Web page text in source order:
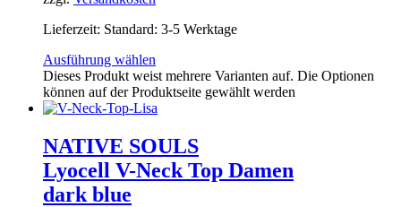
Lieferzeit: Standard: 3-5 Werktage
Ausführung wählen
Dieses Produkt weist mehrere Varianten auf. Die Optionen
können auf der Produktseite gewählt werden
NATIVE SOULS
Lyocell V-Neck Top Damen
dark blue